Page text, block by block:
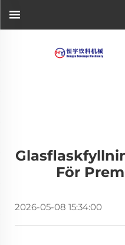
För
2026-05-08 15:34:00